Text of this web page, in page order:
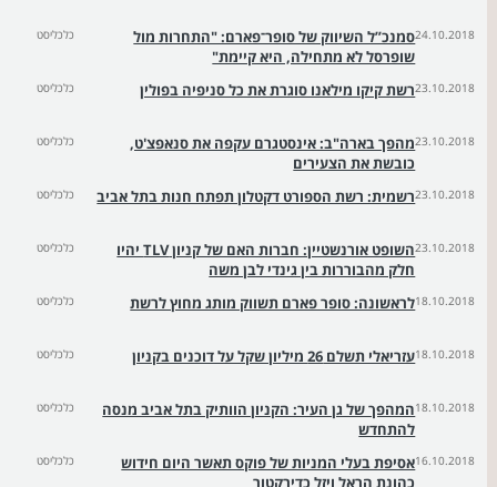
24.10.2018סמנכ”ל השיווק של סופר־פארם: "התחרות מול
שופרסל לא מתחילה, היא קיימת"
כלכליסט
23.10.2018רשת קיקו מילאנו סוגרת את כל סניפיה בפולין כלכליסט
23.10.2018מהפך בארה"ב: אינסטגרם עקפה את סנאפצ'ט,
כובשת את הצעירים
כלכליסט
23.10.2018רשמית: רשת הספורט דקטלון תפתח חנות בתל אביב כלכליסט
23.10.2018
השופט אורנשטיין: חברות האם של קניון TLV יהיו
חלק מהבוררות בין גינדי לבן משה
כלכליסט
18.10.2018לראשונה: סופר פארם תשווק מותג מחוץ לרשת כלכליסט
18.10.2018עזריאלי תשלם 26 מיליון שקל על דוכנים בקניון כלכליסט
18.10.2018המהפך של גן העיר: הקניון הוותיק בתל אביב מנסה
להתחדש
כלכליסט
16.10.2018אסיפת בעלי המניות של פוקס תאשר היום חידוש
כהונת הראל ויזל כדירקטור
כלכליסט